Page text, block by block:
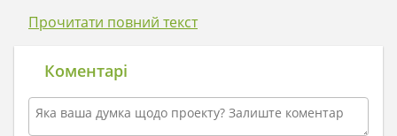
як ти співаєш вранці на кухні, дістаючи з
ти не побачила готелів, свій будинок завжди
краще. А в моєму будинку ти будеш відчувати
себе королевою у вітальні, русалкою - в басейні,
і феєю - на балконі, з якого відкривається
Прочитати повний текст
Коментарі